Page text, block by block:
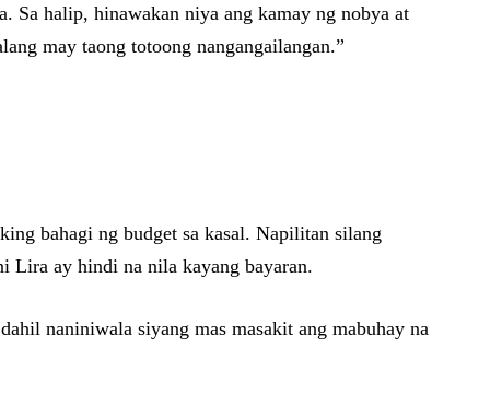
Sa halip, hinawakan niya ang kamay ng nobya at
may taong totoong nangangailangan.”
bahagi ng budget sa kasal. Napilitan silang
Lira ay hindi na nila kayang bayaran.
naniniwala siyang mas masakit ang mabuhay na